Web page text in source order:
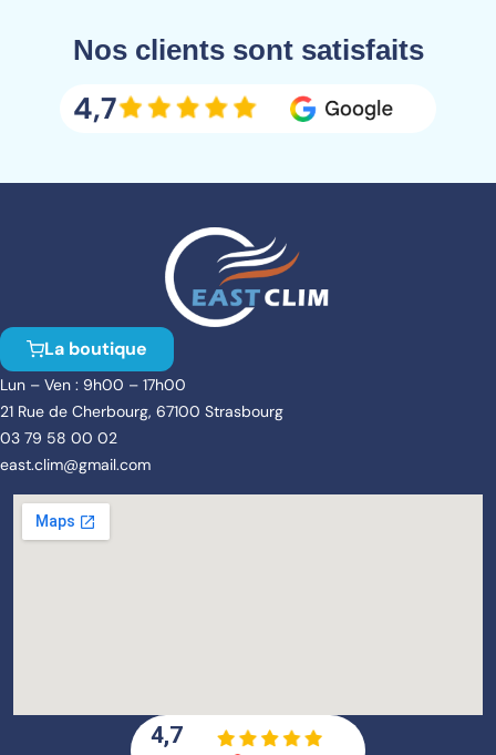
Nos clients sont satisfaits
4,7
La boutique
Lun – Ven : 9h00 – 17h00
21 Rue de Cherbourg, 67100 Strasbourg
03 79 58 00 02
east.clim@gmail.com
4,7